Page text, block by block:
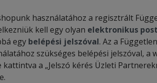
használatához a regisztrált
kell egy olyan elektronikus
egy belépési jelszóval. Az a
szükséges belépési jelszóval,
kattintva a „Jelszó kérés Üzleti